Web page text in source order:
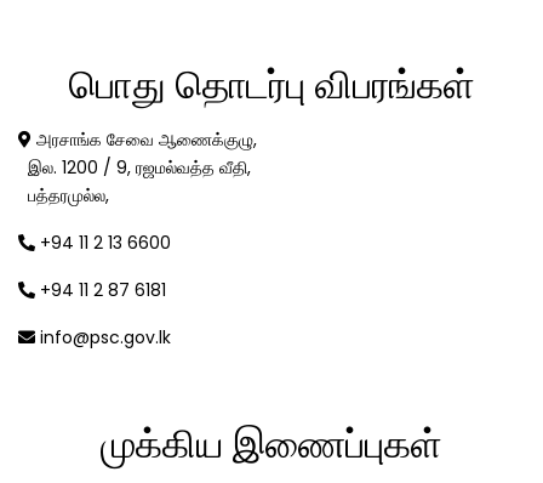
பொது தொடர்பு விபரங்கள்
அரசாங்க சேவை ஆணைக்குழு,
இல. 1200 / 9, ரஜமல்வத்த வீதி,
பத்தரமுல்ல,
+94 11 2 13 6600
+94 11 2 87 6181
info@psc.gov.lk
முக்கிய இணைப்புகள்